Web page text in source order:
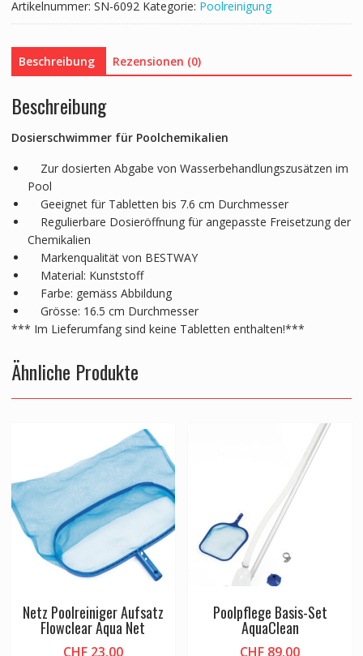
Artikelnummer: SN-6092 Kategorie: Poolreinigung
Beschreibung Rezensionen (0)
Beschreibung
Dosierschwimmer für Poolchemikalien
Zur dosierten Abgabe von Wasserbehandlungszusätzen im
Pool
Geeignet für Tabletten bis 7.6 cm Durchmesser
Regulierbare Dosieröffnung für angepasste Freisetzung der
Chemikalien
Markenqualität von BESTWAY
Material: Kunststoff
Farbe: gemäss Abbildung
Grösse: 16.5 cm Durchmesser
*** Im Lieferumfang sind keine Tabletten enthalten!***
Ähnliche Produkte
Netz Poolreiniger Aufsatz
Flowclear Aqua Net
CHF23.00
Poolpflege Basis-Set
AquaClean
CHF 89.00